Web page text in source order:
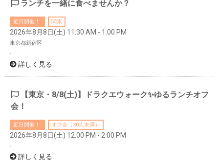
ランチを一緒に食べませんか？
近日開催！ 関東
2026年8月8日(土) 11:30 AM - 1:00 PM
東京都新宿区
-
詳しく見る
【東京・8/8(土)】ドラクエウォーク✨ゆるランチオフ
会！
近日開催！ オフ会（30人未満）
2026年8月8日(土) 12:00 PM - 2:00 PM
-
詳しく見る